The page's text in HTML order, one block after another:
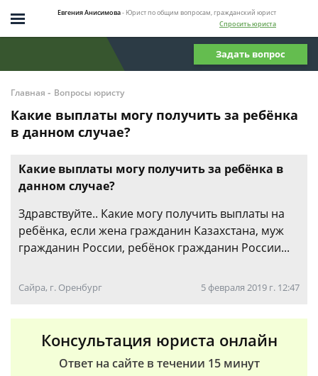
Евгения Анисимова- Юрист по общим вопросам, гражданский юрист
Спросить юриста
Задать вопрос
Главная - Вопросы юристу
Какие выплаты могу получить за ребёнка
в данном случае?
Какие выплаты могу получить за ребёнка в
данном случае?
Здравствуйте.. Какие могу получить выплаты на
ребёнка, если жена гражданин Казахстана, муж
гражданин России, ребёнок гражданин России...
Сайра, г. Оренбург 5 февраля 2019 г. 12:47
Консультация юриста онлайн
Ответ на сайте в течении 15 минут